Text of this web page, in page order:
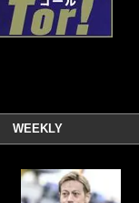
WEEKLY